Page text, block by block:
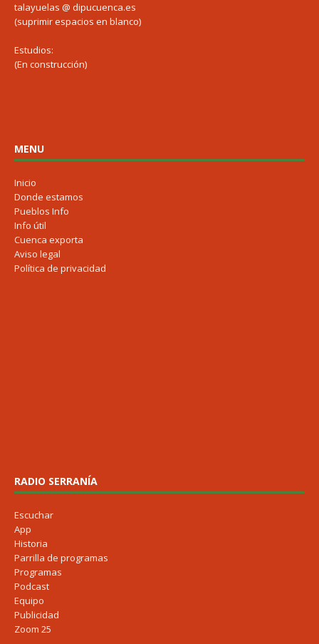
talayuelas @ dipucuenca.es
(suprimir espacios en blanco)
Estudios:
(En construcción)
MENU
Inicio
Donde estamos
Pueblos Info
Info útil
Cuenca exporta
Aviso legal
Política de privacidad
RADIO SERRANÍA
Escuchar
App
Historia
Parrilla de programas
Programas
Podcast
Equipo
Publicidad
Zoom 25